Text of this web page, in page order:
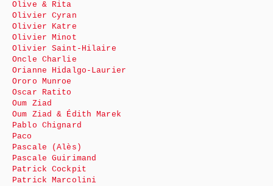
Olive & Rita
Olivier Cyran
Olivier Katre
Olivier Minot
Olivier Saint-Hilaire
Oncle Charlie
Orianne Hidalgo-Laurier
Ororo Munroe
Oscar Ratito
Oum Ziad
Oum Ziad & Édith Marek
Pablo Chignard
Paco
Pascale (Alès)
Pascale Guirimand
Patrick Cockpit
Patrick Marcolini